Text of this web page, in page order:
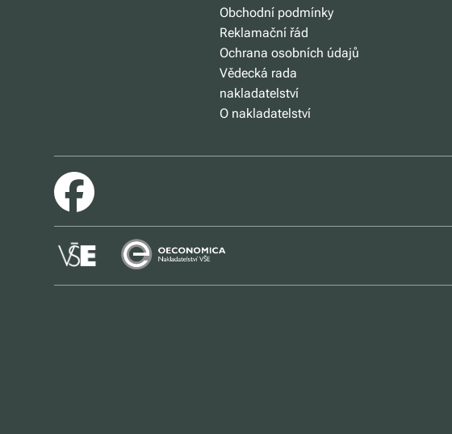
Obchodní podmínky
Reklamační řád
Ochrana osobních údajů
Vědecká rada
nakladatelství
O nakladatelství